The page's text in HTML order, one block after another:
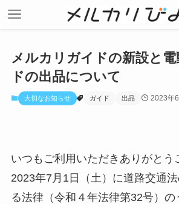
メルカリガイドの新設と
ドの出品について
大切なお知らせ ガイド 出品 2023年
いつもご利用いただきありがとう
2023年7月1日（土）に道路交通
る法律（令和４年法律第32号）の